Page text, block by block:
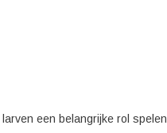
een belangrijke rol spelen